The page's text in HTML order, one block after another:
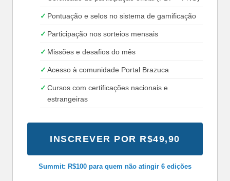
Pontuação e selos no sistema de gamificação
Participação nos sorteios mensais
Missões e desafios do mês
Acesso à comunidade Portal Brazuca
Cursos com certificações nacionais e
estrangeiras
INSCREVER POR R$49,90
Summit: R$100 para quem não atingir 6 edições